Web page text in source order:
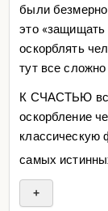
Оставаясь
Обнаружив
И нет больше
Все
Прощай,
Может
Прощай,
Все
были
это «защищать
оскорблять
тут все сложно
К СЧАСТЬЮ
оскорбление
классическую
самых
+